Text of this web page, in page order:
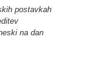
postavkah
na dan